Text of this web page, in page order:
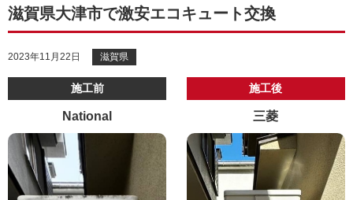
滋賀県大津市で激安エコキュート交換
2023年11月22日 滋賀県
施工前
National
施工後
三菱